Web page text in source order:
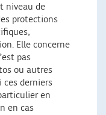
niveau de
protections
Elle concerne
pas
ou autres
ces derniers
en
en cas